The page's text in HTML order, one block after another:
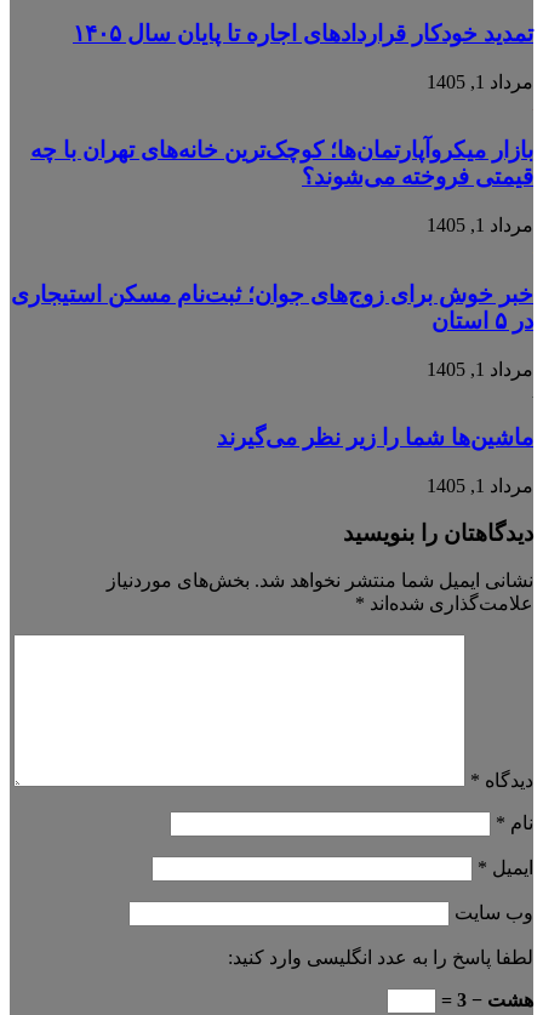
تمدید خودکار قراردادهای اجاره تا پایان سال ۱۴۰۵
مرداد 1, 1405
بازار میکروآپارتمان‌ها؛ کوچک‌ترین خانه‌های تهران با چه
قیمتی فروخته می‌شوند؟
مرداد 1, 1405
خبر خوش برای زوج‌های جوان؛ ثبت‌نام مسکن استیجاری
در ۵ استان
مرداد 1, 1405
ماشین‌ها شما را زیر نظر می‌گیرند
مرداد 1, 1405
دیدگاهتان را بنویسید
نشانی ایمیل شما منتشر نخواهد شد. بخش‌های موردنیاز
علامت‌گذاری شده‌اند *
دیدگاه *
نام *
ایمیل *
وب‌ سایت
لطفا پاسخ را به عدد انگلیسی وارد کنید:
هشت − 3 =